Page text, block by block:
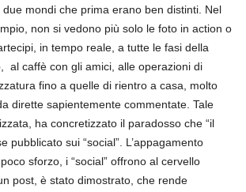
mondi che prima erano ben distinti. Nel
non si vedono più solo le foto in action o
in tempo reale, a tutte le fasi della
al caffè con gli amici, alle operazioni di
fino a quelle di rientro a casa, molto
dirette sapientemente commentate. Tale
ha concretizzato il paradosso che “il
pubblicato sui “social”. L’appagamento
sforzo, i “social” offrono al cervello
post, è stato dimostrato, che rende